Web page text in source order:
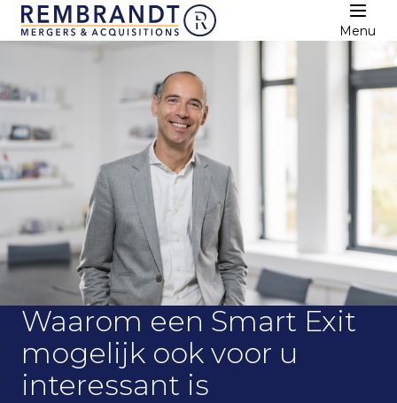
Menu
Waarom een Smart Exit
mogelijk ook voor u
interessant is